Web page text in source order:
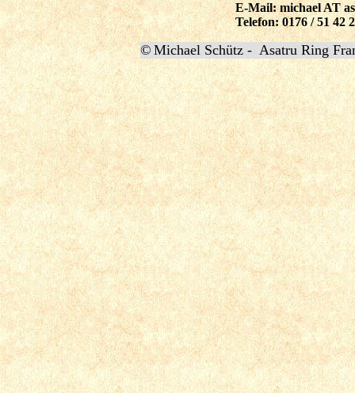
E-Mail: michael AT
Telefon: 0176 / 51 42
© Michael Schütz - Asatru Ring